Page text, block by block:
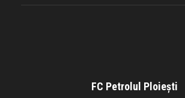
FC Petrolul Ploiești